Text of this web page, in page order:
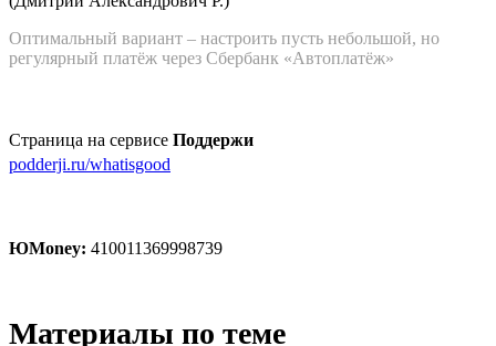
Оптимальный вариант – настроить пусть небольшой, но
регулярный платёж через Сбербанк «Автоплатёж»
Страница на сервисе Поддержи
podderji.ru/whatisgood
ЮMoney: 410011369998739
Материалы по теме